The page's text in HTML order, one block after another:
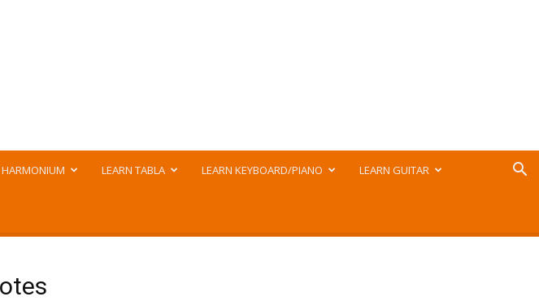
HARMONIUM LEARN TABLA LEARN KEYBOARD/PIANO LEARN GUITAR